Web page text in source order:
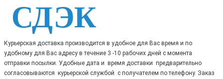
СДЭК
Курьерская доставка производится в удобное для Вас время и по
удобному для Вас адресу в течение 3 -10 рабочих дней с момента
отправки посылки. Удобные дата и время доставки предварительно
согласовываются курьерской службой с получателем по телефону. Заказ